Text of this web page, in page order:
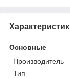
Основные
Производитель
Тип